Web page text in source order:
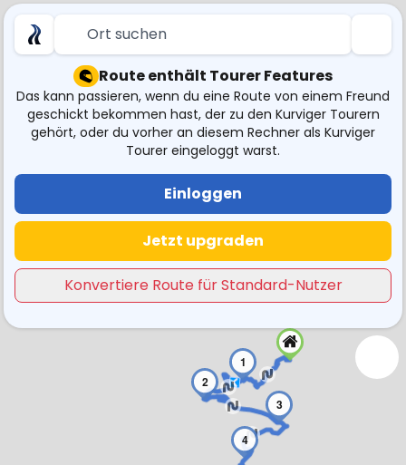
Ort suchen
Route enthält Tourer Features
Das kann passieren, wenn du eine Route von einem Freund
geschickt bekommen hast, der zu den Kurviger Tourern
gehört, oder du vorher an diesem Rechner als Kurviger
Tourer eingeloggt warst.
Einloggen
Jetzt upgraden
Konvertiere Route für Standard-Nutzer
1
2
3
4